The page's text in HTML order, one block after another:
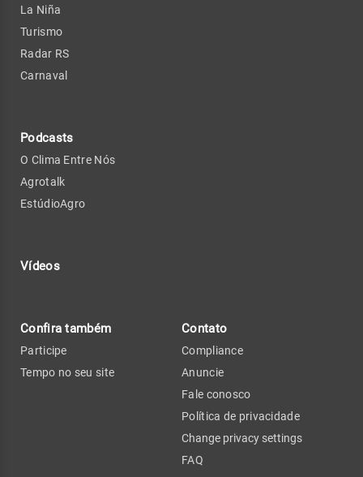
La Niña
Turismo
Radar RS
Carnaval
Podcasts
O Clima Entre Nós
Agrotalk
EstúdioAgro
Vídeos
Confira também
Participe
Tempo no seu site
Contato
Compliance
Anuncie
Fale conosco
Política de privacidade
Change privacy settings
FAQ